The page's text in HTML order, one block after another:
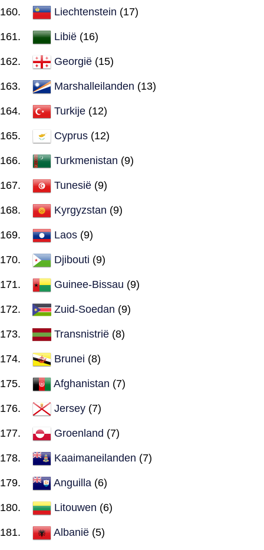
Liechtenstein (17)
Libië (16)
Georgië (15)
Marshalleilanden (13)
Turkije (12)
Cyprus (12)
Turkmenistan (9)
Tunesië (9)
Kyrgyzstan (9)
Laos (9)
Djibouti (9)
Guinee-Bissau (9)
Zuid-Soedan (9)
Transnistrië (8)
Brunei (8)
Afghanistan (7)
Jersey (7)
Groenland (7)
Kaaimaneilanden (7)
Anguilla (6)
Litouwen (6)
Albanië (5)